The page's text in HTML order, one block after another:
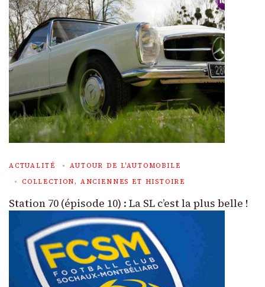
ACTUALITÉ
AUTOUR DE L'AUTOMOBILE
COLLECTION, ANCIENNES ET HISTOIRE
Station 70 (épisode 10) : La SL c’est la plus belle !